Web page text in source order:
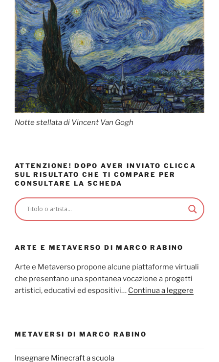
Notte stellata di Vincent Van Gogh
ATTENZIONE! DOPO AVER INVIATO CLICCA
SUL RISULTATO CHE TI COMPARE PER
CONSULTARE LA SCHEDA
ARTE E METAVERSO DI MARCO RABINO
Arte e Metaverso propone alcune piattaforme virtuali
che presentano una spontanea vocazione a progetti
artistici, educativi ed espositivi… Continua a leggere
METAVERSI DI MARCO RABINO
Insegnare Minecraft a scuola